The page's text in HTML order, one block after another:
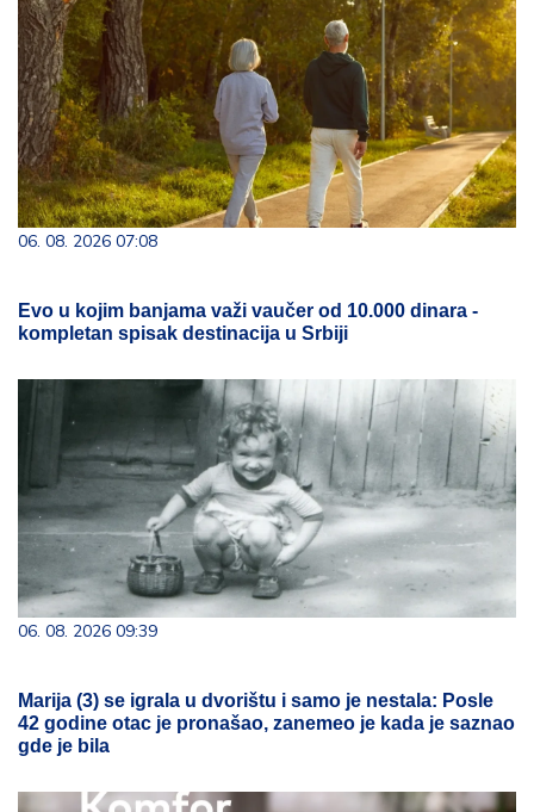
06. 08. 2026 07:08
Evo u kojim banjama važi vaučer od 10.000 dinara -
kompletan spisak destinacija u Srbiji
06. 08. 2026 09:39
Marija (3) se igrala u dvorištu i samo je nestala: Posle
42 godine otac je pronašao, zanemeo je kada je saznao
gde je bila